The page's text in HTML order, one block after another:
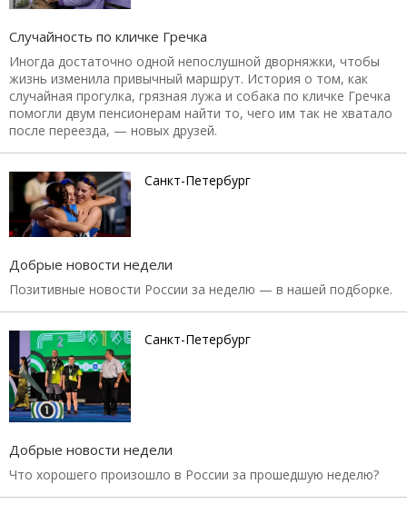
Случайность по кличке Гречка
Иногда достаточно одной непослушной дворняжки, чтобы
жизнь изменила привычный маршрут. История о том, как
случайная прогулка, грязная лужа и собака по кличке Гречка
помогли двум пенсионерам найти то, чего им так не хватало
после переезда, — новых друзей.
Санкт-Петербург
Добрые новости недели
Позитивные новости России за неделю — в нашей подборке.
Санкт-Петербург
Добрые новости недели
Что хорошего произошло в России за прошедшую неделю?